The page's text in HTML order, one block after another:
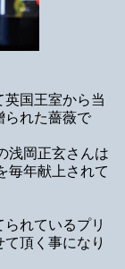
国王室から当
られた薔薇で
浅岡正玄さんは
毎年献上されて
れているプリ
頂く事になり